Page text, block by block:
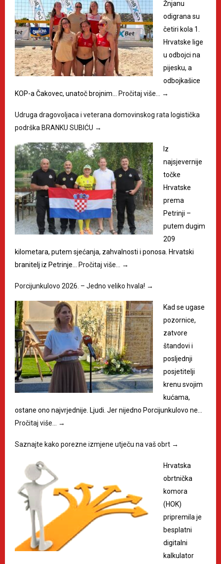
Žnjanu
odigrana su
četiri kola 1.
Hrvatske lige
u odbojci na
pijesku, a
odbojkašice
KOP-a Čakovec, unatoč brojnim…
Pročitaj više… →
Udruga dragovoljaca i veterana domovinskog rata logistička
podrška BRANKU SUBIĆU →
Iz
najsjevernije
točke
Hrvatske
prema
Petrinji –
putem dugim
209
kilometara, putem sjećanja, zahvalnosti i ponosa. Hrvatski
branitelj iz Petrinje…
Pročitaj više… →
Porcijunkulovo 2026. – Jedno veliko hvala! →
Kad se ugase
pozornice,
zatvore
štandovi i
posljednji
posjetitelji
krenu svojim
kućama,
ostane ono najvrjednije. Ljudi. Jer nijedno Porcijunkulovo ne…
Pročitaj više…
→
Saznajte kako porezne izmjene utječu na vaš obrt →
Hrvatska
obrtnička
komora
(HOK)
pripremila je
besplatni
digitalni
kalkulator